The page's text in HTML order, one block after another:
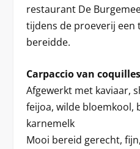
restaurant De
tijdens de proeverij een
bereidde.
Carpaccio van coquilles
Afgewerkt met kaviaar,
feijoa, wilde bloemkool,
karnemelk
Mooi bereid gerecht,